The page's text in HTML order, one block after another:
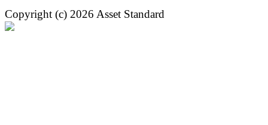
Copyright (c) 2026 Asset Standard